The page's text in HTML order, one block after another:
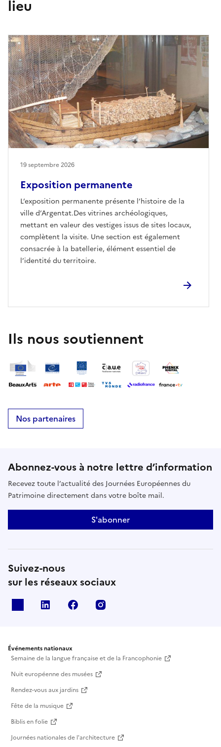
lieu
Exposition permanente
L’exposition permanente présente l’histoire de la
ville d’Argentat.Des vitrines archéologiques,
mettant en valeur des vestiges issus de sites locaux,
complètent la visite. Une section est également
consacrée à la batellerie, élément essentiel de
l’identité du territoire.
19 septembre 2026
Ils nous soutiennent
Nos partenaires
Abonnez-vous à notre lettre d’information
Recevez toute l’actualité des Journées Européennes du
Patrimoine directement dans votre boîte mail.
S'abonner
Suivez-nous
sur les réseaux sociaux
Linkedin Facebook
Événements nationaux
Semaine de la langue française et de la Francophonie
Nuit européenne des musées
Rendez-vous aux jardins
Fête de la musique
Biblis en folie
Journées nationales de l'architecture